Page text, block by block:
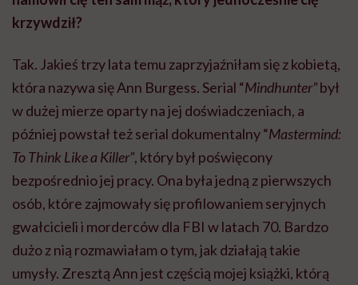
krzywdził?
Tak. Jakieś trzy lata temu zaprzyjaźniłam się z kobietą,
która nazywa się Ann Burgess. Serial “Mindhunter”był
w dużej mierze oparty na jej doświadczeniach, a
później powstał też serial dokumentalny “Mastermind:
To Think Like a Killer”, który był poświęcony
bezpośrednio jej pracy. Ona była jedną z pierwszych
osób, które zajmowały się profilowaniem seryjnych
gwałcicieli i morderców dla FBI w latach 70. Bardzo
dużo z nią rozmawiałam o tym, jak działają takie
umysły. Zresztą Ann jest częścią mojej książki, którą